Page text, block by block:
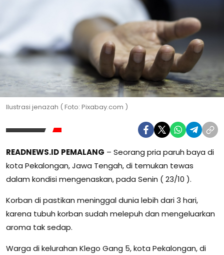
Ilustrasi jenazah ( Foto: Pixabay.com )
READNEWS.ID PEMALANG – Seorang pria paruh baya di
kota Pekalongan, Jawa Tengah, di temukan tewas
dalam kondisi mengenaskan, pada Senin ( 23/10 ).
Korban di pastikan meninggal dunia lebih dari 3 hari,
karena tubuh korban sudah melepuh dan mengeluarkan
aroma tak sedap.
Warga di kelurahan Klego Gang 5, kota Pekalongan, di